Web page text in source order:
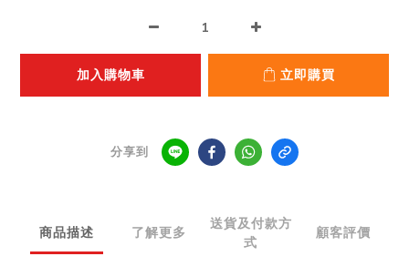
加入購物車 立即購買
分享到
商品描述 了解更多
送貨及付款方
式
顧客評價